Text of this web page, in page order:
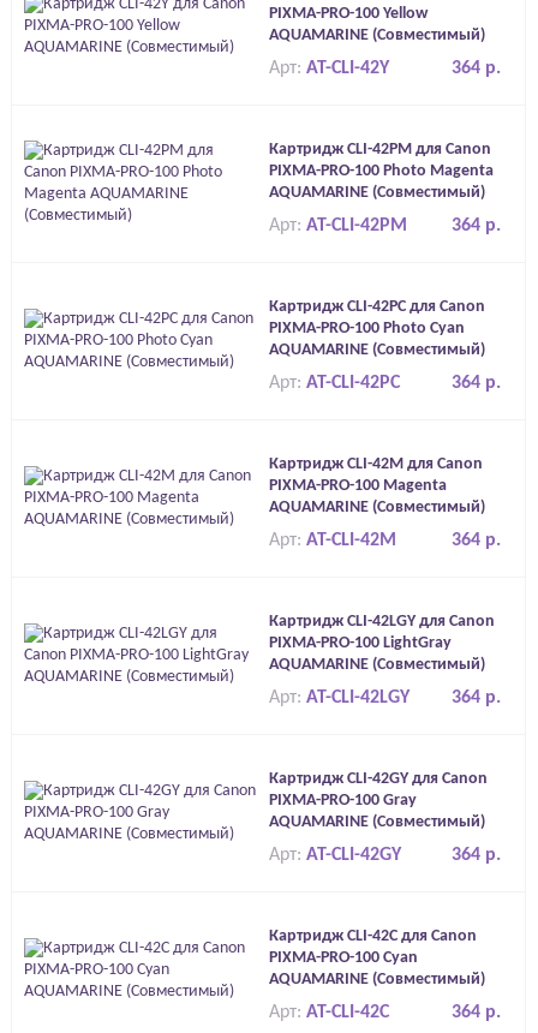
PIXMA-PRO-100 Yellow
AQUAMARINE (Совместимый)
364 р.
Арт:AT-CLI-42Y
Картридж CLI-42PM для Canon
PIXMA-PRO-100 Photo Magenta
AQUAMARINE (Совместимый)
364 р.
Арт: AT-CLI-42PM
Картридж CLI-42PC для Canon
PIXMA-PRO-100 Photo Cyan
AQUAMARINE (Совместимый)
364 р.
Арт: AT-CLI-42PC
Картридж CLI-42M для Canon
PIXMA-PRO-100 Magenta
AQUAMARINE (Совместимый)
364 р.
Арт:AT-CLI-42M
Картридж CLI-42LGY для Canon
PIXMA-PRO-100 LightGray
AQUAMARINE (Совместимый)
364 р.
Арт:AT-CLI-42LGY
Картридж CLI-42GY для Canon
PIXMA-PRO-100 Gray
AQUAMARINE (Совместимый)
364 р.
Арт:AT-CLI-42GY
Картридж CLI-42C для Canon
PIXMA-PRO-100 Cyan
AQUAMARINE (Совместимый)
364 р.
Арт:AT-CLI-42C